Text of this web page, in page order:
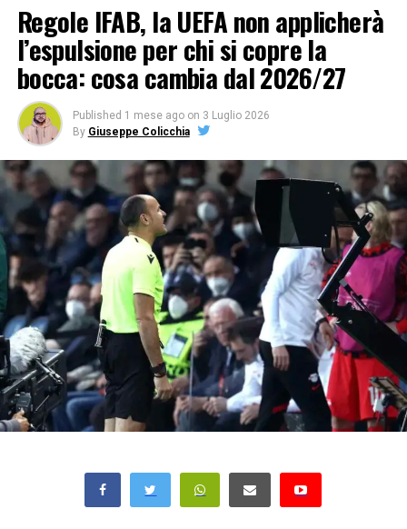
Regole IFAB, la UEFA non applicherà
l’espulsione per chi si copre la
bocca: cosa cambia dal 2026/27
Published 1 mese ago on 3 Luglio 2026
By Giuseppe Colicchia